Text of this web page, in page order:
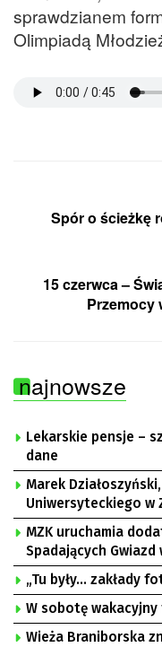
sprawdzianem
Olimpiadą
Spór o ścieżkę
15 czerwca –
Przemocy
najnowsze
Lekarskie pensje –
dane
Marek
Uniwersyteckiego w
MZK uruchamia
Spadających Gwiazd
„Tu
W sobotę
Wieża Braniborska